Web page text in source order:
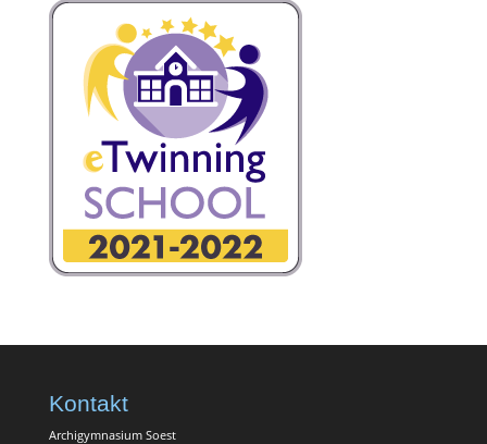
Kontakt
Archigymnasium Soest